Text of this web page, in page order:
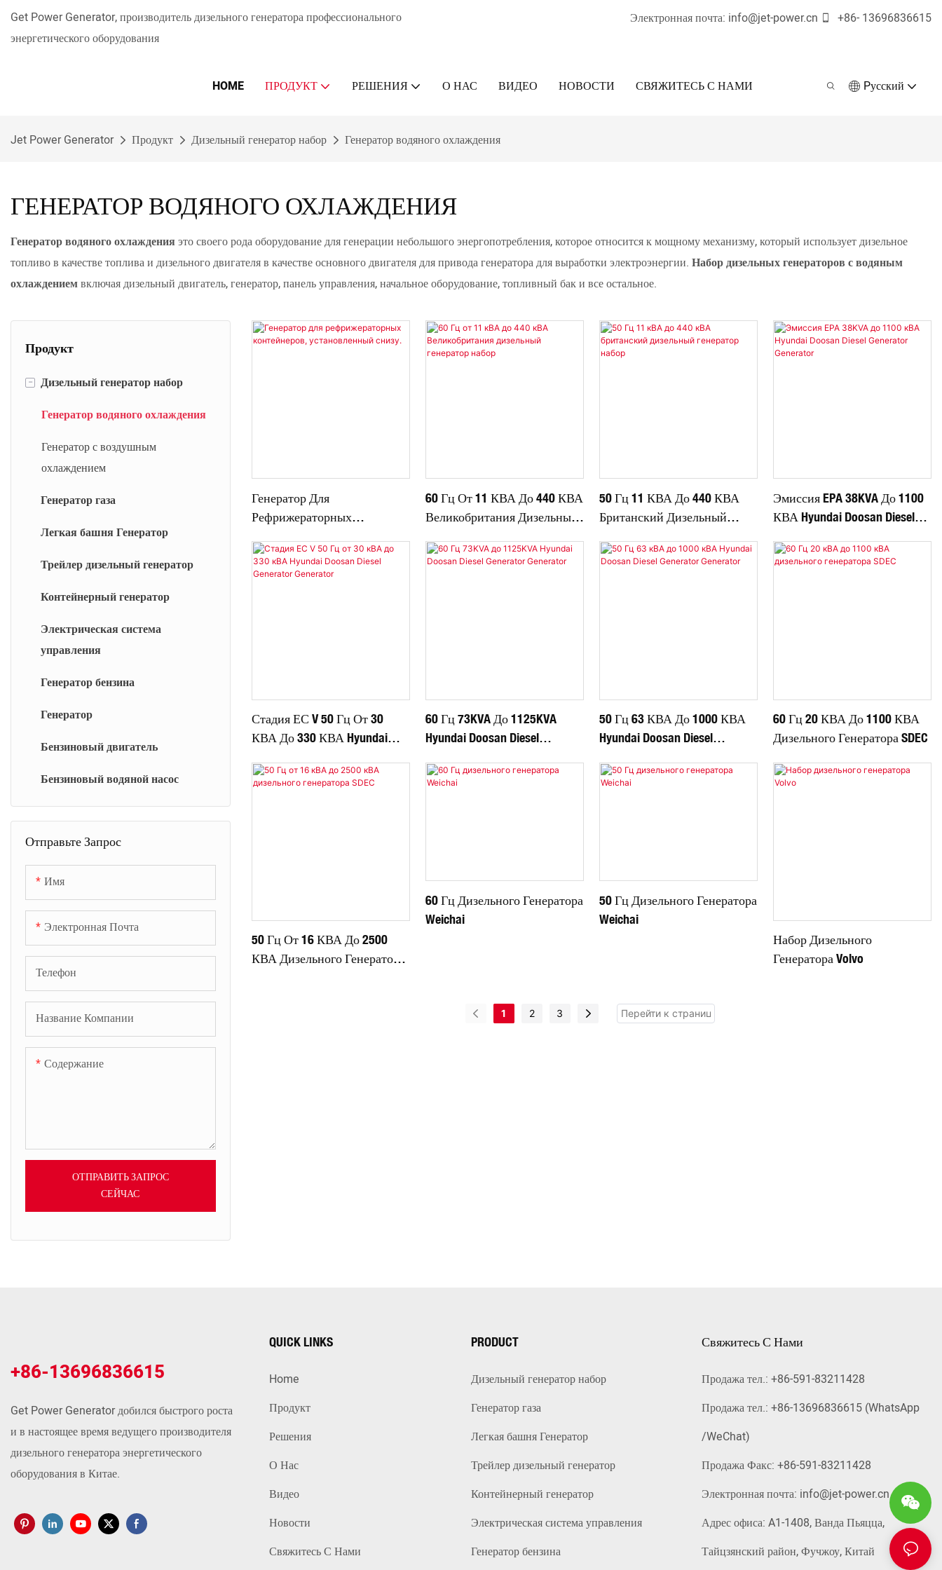
Get Power Generator, производитель дизельного генератора профессионального
энергетического оборудования
Электронная почта: info@jet-power.cn +86- 13696836615
HOME ПРОДУКТ РЕШЕНИЯ О НАС ВИДЕО НОВОСТИ СВЯЖИТЕСЬ С НАМИ Pусский
Jet Power Generator Продукт Дизельный генератор набор Генератор водяного охлаждения
ГЕНЕРАТОР ВОДЯНОГО ОХЛАЖДЕНИЯ
Генератор водяного охлаждения это своего рода оборудование для генерации небольшого энергопотребления, которое относится к мощному механизму, который использует дизельное
топливо в качестве топлива и дизельного двигателя в качестве основного двигателя для привода генератора для выработки электроэнергии. Набор дизельных генераторов с водяным
охлаждениемвключая дизельный двигатель, генератор, панель управления, начальное оборудование, топливный бак и все остальное.
Продукт
- Дизельный генератор набор
Генератор водяного охлаждения
Генератор с воздушным
охлаждением
Генератор газа
Легкая башня Генератор
Трейлер дизельный генератор
Контейнерный генератор
Электрическая система
управления
Генератор бензина
Генератор
Бензиновый двигатель
Бензиновый водяной насос
Отправьте Запрос
Имя
Электронная Почта
Телефон
Название Компании
Содержание
ОТПРАВИТЬ ЗАПРОС
СЕЙЧАС
Генератор Для
Рефрижераторных
Установленный Снизу.
60 Гц От 11 КВА До 440 КВА
Великобритания Дизельный
50 Гц 11 КВА До 440 КВА
Британский Дизельный
Эмиссия EPA 38KVA До 1100
КВА Hyundai Doosan Diesel
Стадия ЕС V 50 Гц От 30
КВА До 330 КВА Hyundai
Generator
60 Гц 73KVA До 1125KVA
Hyundai Doosan Diesel
50 Гц 63 КВА До 1000 КВА
Hyundai Doosan Diesel
60 Гц 20 КВА До 1100 КВА
Дизельного Генератора SDEC
50 Гц От 16 КВА До 2500
КВА Дизельного Генератора
60 Гц Дизельного Генератора
Weichai
50 Гц Дизельного Генератора
Weichai
Набор Дизельного
Генератора Volvo
1 2 3
+86-13696836615
Get Power Generator добился быстрого роста
и в настоящее время ведущего производителя
дизельного генератора энергетического
оборудования в Китае.
QUICK LINKS
Home
Продукт
Решения
О Нас
Видео
Новости
Свяжитесь С Нами
PRODUCT
Дизельный генератор набор
Генератор газа
Легкая башня Генератор
Трейлер дизельный генератор
Контейнерный генератор
Электрическая система управления
Генератор бензина
Свяжитесь С Нами
Продажа тел.: +86-591-83211428
Продажа тел.: +86-13696836615 (WhatsApp
/WeChat)
Продажа Факс: +86-591-83211428
Электронная почта: info@jet-power.cn
Адрес офиса: A1-1408, Ванда Пьяцца,
Тайцзянский район, Фучжоу, Китай